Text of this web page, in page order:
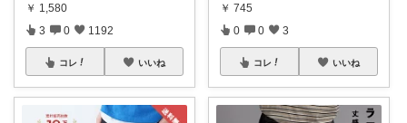
￥ 1,580
3 0 1192
コレ いいね
￥ 745
0 0 3
コレ いいね